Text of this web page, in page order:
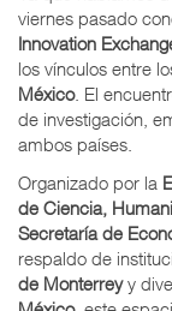
viernes pasado
Innovation
los vínculos entre
México. El
de investigación,
ambos países.
Organizado por la
de Ciencia,
Secretaría de
respaldo de
de Monterreyy